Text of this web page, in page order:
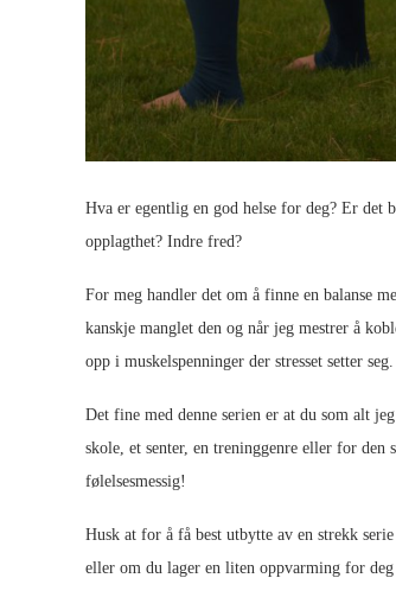
Hva er egentlig en god helse for deg? Er det
opplagthet? Indre fred?
For meg handler det om å finne en balanse
kanskje manglet den og når jeg mestrer å
opp i muskelspenninger der stresset setter
Det fine med denne serien er at du som alt
skole, et senter, en treninggenre eller for
følelsesmessig!
Husk at for å få best utbytte av en strekk
eller om du lager en liten oppvarming for